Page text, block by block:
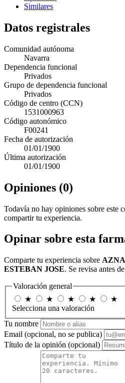
Similares
Datos registrales
Comunidad autónoma
Navarra
Dependencia funcional
Privados
Grupo de dependencia funcional
Privados
Código de centro (CCN)
1531000963
Código autonómico
F00241
Fecha de autorización
01/01/1900
Última autorización
01/01/1900
Opiniones (0)
Todavía no hay opiniones sobre este
compartir tu experiencia.
Opinar sobre esta
Comparte tu experiencia sobre
ESTEBAN JOSE. Se revisa antes
Valoración general
★
★ ★ ★
★
Selecciona una valoración
Tu nombre
Email (opcional, no se publica)
Título de la opinión (opcional)